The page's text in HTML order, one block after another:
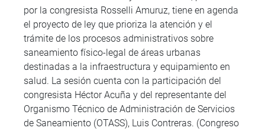
por la congresista Rosselli Amuruz, tiene en agenda
el proyecto de ley que prioriza la atención y el
trámite de los procesos administrativos sobre
saneamiento físico-legal de áreas urbanas
destinadas a la infraestructura y equipamiento en
salud. La sesión cuenta con la participación del
congresista Héctor Acuña y del representante del
Organismo Técnico de Administración de Servicios
de Saneamiento (OTASS), Luis Contreras. (Congreso